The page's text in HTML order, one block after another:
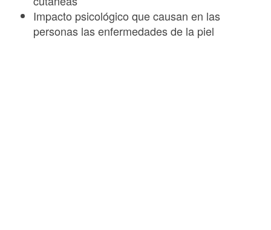
Impacto psicológico que causan en las
personas las enfermedades de la piel